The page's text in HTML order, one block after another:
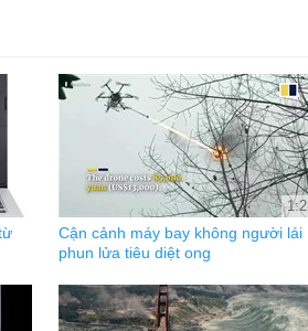
1:2
Cận cảnh máy bay không người lái
phun lửa tiêu diệt ong